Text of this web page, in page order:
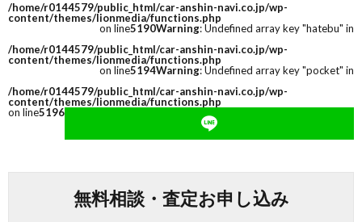
/home/r0144579/public_html/car-anshin-navi.co.jp/wp-
content/themes/lionmedia/functions.php
on line5190Warning: Undefined array key "hatebu" in
/home/r0144579/public_html/car-anshin-navi.co.jp/wp-
content/themes/lionmedia/functions.php
on line5194Warning: Undefined array key "pocket" in
/home/r0144579/public_html/car-anshin-navi.co.jp/wp-
content/themes/lionmedia/functions.php
on line5196
無料相談・査定お申し込み